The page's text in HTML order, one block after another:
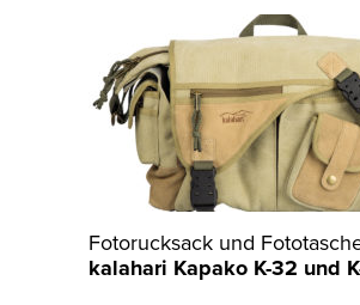
Fotorucksack und
kalahari Kapako K-32 und